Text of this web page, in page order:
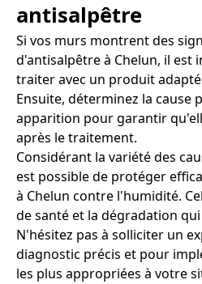
antisalpêtre
Si vos murs montrent des
d'antisalpêtre à Chelun, il est
traiter avec un produit
Ensuite, déterminez la cause
apparition pour garantir
après le traitement.
Considérant la variété des
est possible de protéger
à Chelun contre l'humidité.
de santé et la dégradation
N'hésitez pas à solliciter un
diagnostic précis et pour
les plus appropriées à votre